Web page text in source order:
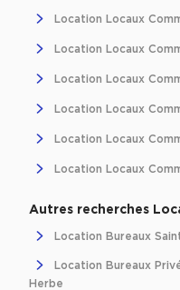
Haussmanniens
Location d'Entrepôts /
Location d'Entrepôts /
Location d'Entrepôts /
Location Locaux
Location Locaux
Location Locaux
Location Locaux
Location Locaux
Location Locaux
Autres recherches
Location Bureaux
Location Bureaux
Herbe